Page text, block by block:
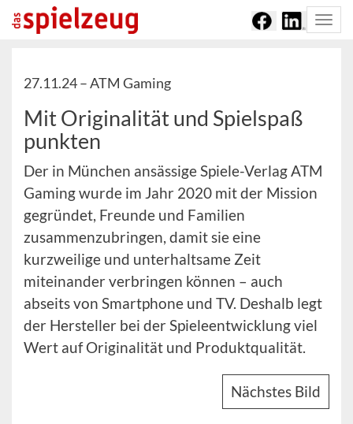
27.11.24 –ATM Gaming
Mit Originalität und Spielspaß
punkten
Der in München ansässige Spiele-Verlag ATM
Gaming wurde im Jahr 2020 mit der Mission
gegründet, Freunde und Familien
zusammenzubringen, damit sie eine
kurzweilige und unterhaltsame Zeit
miteinander verbringen können – auch
abseits von Smartphone und TV. Deshalb legt
der Hersteller bei der Spieleentwicklung viel
Wert auf Originalität und Produktqualität.
Nächstes Bild